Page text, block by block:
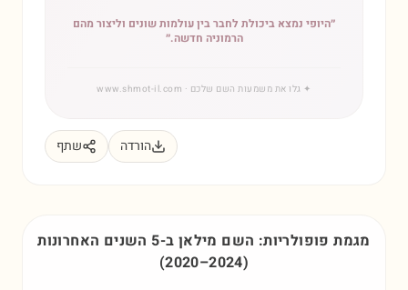
״היופי נמצא ביכולת לחבר בין עולמות שונים וליצור מהם
הרמוניה חדשה.״
✦ גלו את משמעות השם שלכם · www.shmot-il.com
הורדה שתף
מגמת פופולריות: השם מילאן ב-5 השנים האחרונות
(2020–2024)